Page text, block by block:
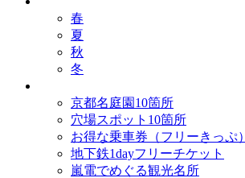
春
夏
秋
冬
京都名庭園10箇所
穴場スポット10箇所
お得な乗車券（フリーきっぷ）
地下鉄1dayフリーチケット
嵐電でめぐる観光名所